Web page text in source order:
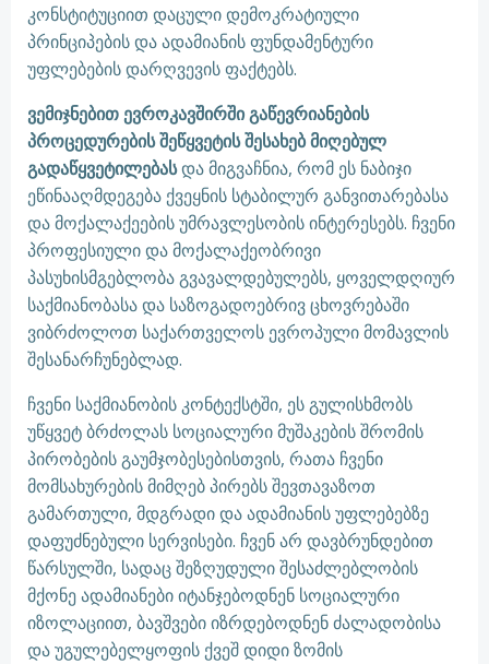
კონსტიტუციით დაცული დემოკრატიული
პრინციპების და ადამიანის ფუნდამენტური
უფლებების დარღვევის ფაქტებს.
ვემიჯნებით ევროკავშირშიგაწევრიანების
პროცედურებისშეწყვეტისშესახებმიღებულ
გადაწყვეტილებასდა მიგვაჩნია, რომ ეს ნაბიჯი
ეწინააღმდეგება ქვეყნის სტაბილურ განვითარებასა
და მოქალაქეების უმრავლესობის ინტერესებს. ჩვენი
პროფესიული და მოქალაქეობრივი
პასუხისმგებლობა გვავალდებულებს, ყოველდღიურ
საქმიანობასა და საზოგადოებრივ ცხოვრებაში
ვიბრძოლოთ საქართველოს ევროპული მომავლის
შესანარჩუნებლად.
ჩვენი საქმიანობის კონტექსტში, ეს გულისხმობს
უწყვეტ ბრძოლას სოციალური მუშაკების შრომის
პირობების გაუმჯობესებისთვის, რათა ჩვენი
მომსახურების მიმღებ პირებს შევთავაზოთ
გამართული, მდგრადი და ადამიანის უფლებებზე
დაფუძნებული სერვისები. ჩვენ არ დავბრუნდებით
წარსულში, სადაც შეზღუდული შესაძლებლობის
მქონე ადამიანები იტანჯებოდნენ სოციალური
იზოლაციით, ბავშვები იზრდებოდნენ ძალადობისა
და უგულებელყოფის ქვეშ დიდი ზომის